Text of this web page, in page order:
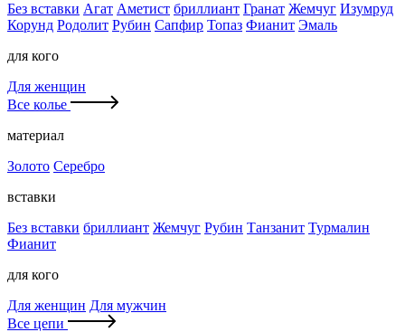
Без вставки Агат Аметист бриллиант Гранат Жемчуг Изумруд
Корунд Родолит Рубин Сапфир Топаз Фианит Эмаль
для кого
Для женщин
Все колье
материал
Золото Серебро
вставки
Без вставки бриллиант Жемчуг Рубин Танзанит Турмалин
Фианит
для кого
Для женщин Для мужчин
Все цепи